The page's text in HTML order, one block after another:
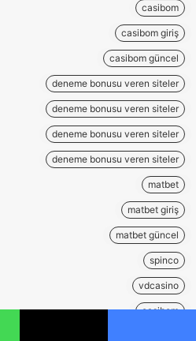
casibom
casibom giriş
casibom güncel
deneme bonusu veren siteler
deneme bonusu veren siteler
deneme bonusu veren siteler
deneme bonusu veren siteler
matbet
matbet giriş
matbet güncel
spinco
vdcasino
casibom